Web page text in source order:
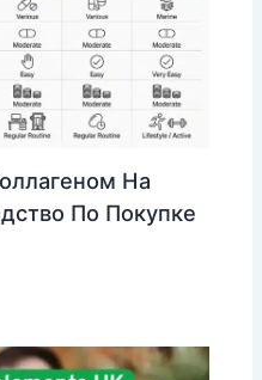
На
По Покупке